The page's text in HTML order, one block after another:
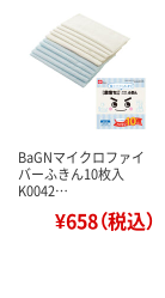
BaGNマイクロファイ
バーふきん10枚入
K0042…
¥658（税込）